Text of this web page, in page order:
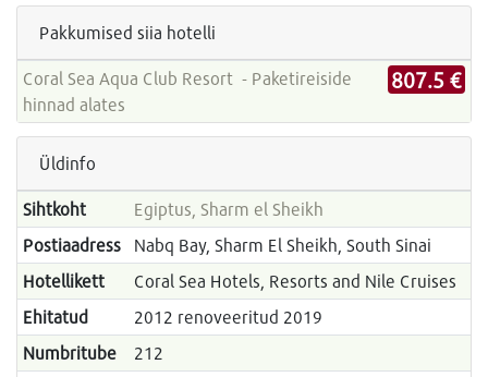
Pakkumised siia hotelli
Coral Sea Aqua Club Resort - Paketireiside
hinnad alates
807.5 €
Üldinfo
Sihtkoht
Egiptus, Sharm el Sheikh
Postiaadress
Nabq Bay, Sharm El Sheikh, South Sinai
Hotellikett
Coral Sea Hotels, Resorts and Nile Cruises
Ehitatud
2012 renoveeritud 2019
Numbritube
212